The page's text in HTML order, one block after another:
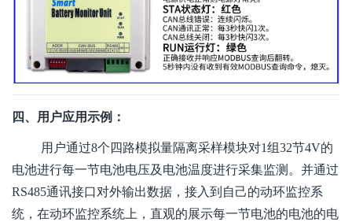
四、用户应用示例：
用户通过8个 四路模拟量隔离采样模块对1组32节4V的
电池进行每一节电池电压及电池温度进行采集监测。并通过
RS485通讯接口对外输出数据，接入到自己的动环监控系
统，在动环监控系统上，直观的展示每一节电池的电池的电